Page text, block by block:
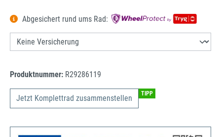
Abgesichert rund ums Rad:
Produktnummer: R29286119
Jetzt Komplettrad zusammenstellen TIPP